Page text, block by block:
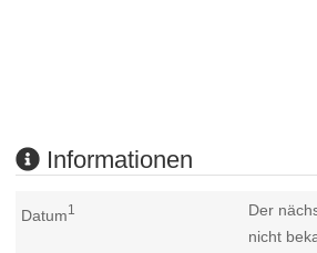
Informationen
Datum1
Der
nicht